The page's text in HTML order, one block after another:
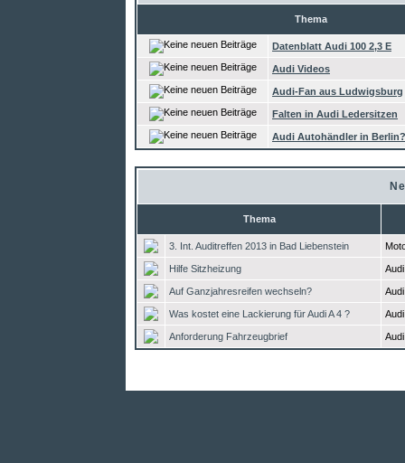
Thema
Datenblatt Audi 100 2,3 E
Audi Videos
Audi-Fan aus Ludwigsburg
Falten in Audi Ledersitzen
Audi Autohändler in Berlin?
Thema
3. Int. Auditreffen 2013 in Bad Liebenstein
Hilfe Sitzheizung
Auf Ganzjahresreifen wechseln?
Was kostet eine Lackierung für Audi A 4 ?
Anforderung Fahrzeugbrief